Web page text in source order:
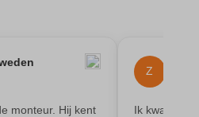
monteur. Hij kent
Z
Ik kwam op